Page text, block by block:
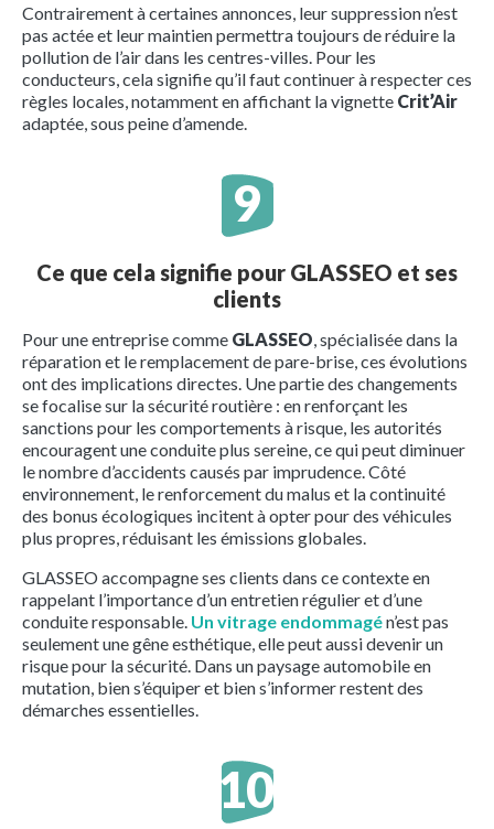
Contrairement à certaines annonces, leur suppression n’est
pas actée et leur maintien permettra toujours de réduire la
pollution de l’air dans les centres-villes. Pour les
conducteurs, cela signifie qu’il faut continuer à respecter ces
règles locales, notamment en affichant la vignette Crit’Air
adaptée, sous peine d’amende.
Ce que cela signifie pour GLASSEO et ses
clients
Pour une entreprise comme GLASSEO , spécialisée dans la
réparation et le remplacement de pare-brise, ces évolutions
ont des implications directes. Une partie des changements
se focalise sur la sécurité routière : en renforçant les
sanctions pour les comportements à risque, les autorités
encouragent une conduite plus sereine, ce qui peut diminuer
le nombre d’accidents causés par imprudence. Côté
environnement, le renforcement du malus et la continuité
des bonus écologiques incitent à opter pour des véhicules
plus propres, réduisant les émissions globales.
GLASSEO accompagne ses clients dans ce contexte en
rappelant l’importance d’un entretien régulier et d’une
conduite responsable. Un vitrage endommagén’est pas
seulement une gêne esthétique, elle peut aussi devenir un
risque pour la sécurité. Dans un paysage automobile en
mutation, bien s’équiper et bien s’informer restent des
démarches essentielles.